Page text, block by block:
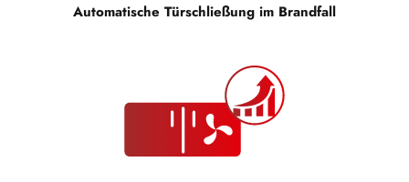
Automatische Türschließung im Brandfall